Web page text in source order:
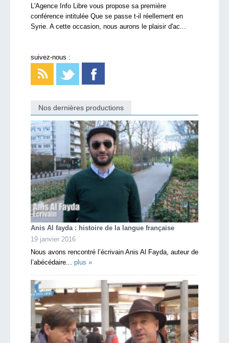
L'Agence Info Libre vous propose sa première
conférence intitulée Que se passe t-il réellement en
Syrie. A cette occasion, nous aurons le plaisir d'ac...
suivez-nous :
Nos dernières productions
Anis Al fayda : histoire de la langue française
19 janvier 2016
Nous avons rencontré l’écrivain Anis Al Fayda, auteur de
l’abécédaire... plus »